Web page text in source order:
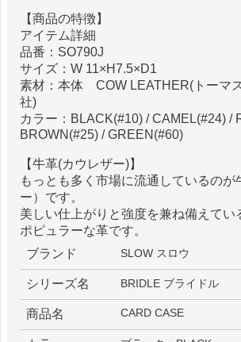
【商品の特徴】
アイテム詳細
品番：SO790J
サイズ：W 11×H7.5×D1
素材：本体 COW LEATHER(トーマ
社)
カラー：BLACK(#10) / CAMEL(#24) /
BROWN(#25) / GREEN(#60)
【牛革(カウレザー)】
もっとも多く市場に流通しているのが
ー）です。
美しい仕上がりと強度を兼ね備えてい
ポピュラーな革です。
ブランド
SLOW スロウ
シリーズ名 BRIDLE ブライドル
商品名 CARD CASE